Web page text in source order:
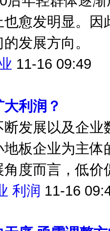
后年轻群体逐
愈发明显。
发展方向。
利润？
发展以及企
板企业为主
度而言，低价
利润